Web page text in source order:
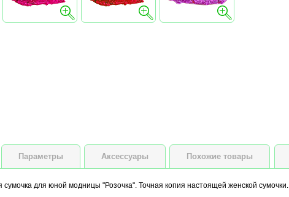
Параметры Аксессуары Похожие товары
сумочка для юной модницы "Розочка". Точная копия настоящей женской сумочки.